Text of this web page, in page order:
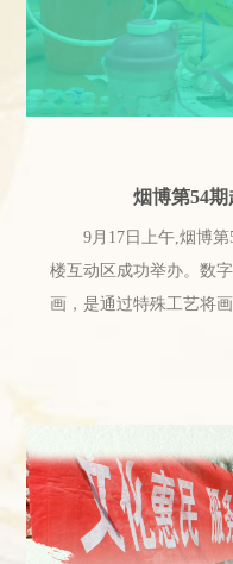
济南市博
一、《松鹤延年说
特展》时间：2019年1月
博物馆第一展厅免费展